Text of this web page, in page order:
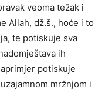
veoma težak i
Allah, dž.š., hoće i to
te potiskuje sva
ih
potiskuje
mržnjom i